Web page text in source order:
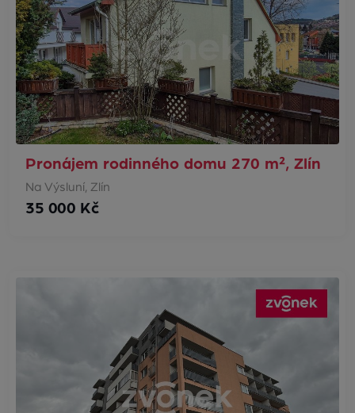
Pronájem rodinného domu 270 m², Zlín
Na Výsluní, Zlín
35 000 Kč